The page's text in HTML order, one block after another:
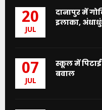
20
JUL
दानापुर में
इलाका,
07
JUL
स्कूल में पिटाई
बवाल